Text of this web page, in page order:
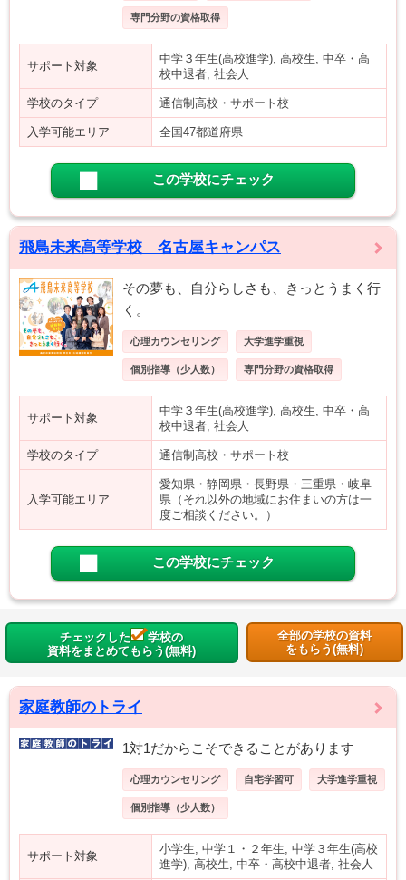
専門分野の資格取得
サポート対象
中学３年生(高校進学), 高校生, 中卒・高
校中退者, 社会人
学校のタイプ 通信制高校・サポート校
入学可能エリア 全国47都道府県
この学校にチェック
飛鳥未来高等学校 名古屋キャンパス
その夢も、自分らしさも、きっとうまく行
く。
心理カウンセリング 大学進学重視
個別指導（少人数） 専門分野の資格取得
サポート対象
中学３年生(高校進学), 高校生, 中卒・高
校中退者, 社会人
学校のタイプ 通信制高校・サポート校
入学可能エリア
愛知県・静岡県・長野県・三重県・岐阜
県（それ以外の地域にお住まいの方は一
度ご相談ください。）
この学校にチェック
チェックした
学校の
資料をまとめてもらう(無料)
全部の学校の資料
をもらう(無料)
家庭教師のトライ
1対1だからこそできることがあります
心理カウンセリング 自宅学習可 大学進学重視
個別指導（少人数）
サポート対象
小学生, 中学１・２年生, 中学３年生(高校
進学), 高校生, 中卒・高校中退者, 社会人